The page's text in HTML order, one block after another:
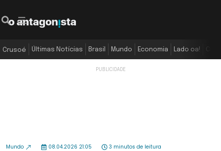
Crusoé Últimas Notícias Brasil Mundo Economia Lado oa!
Mundo 08.04.2026 21:05 3 minutos de leitura